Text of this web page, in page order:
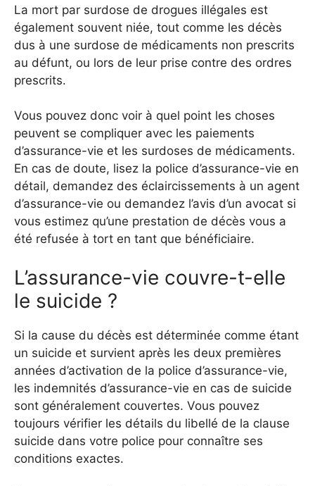
La mort par surdose de drogues illégales est
également souvent niée, tout comme les décès
dus à une surdose de médicaments non prescrits
au défunt, ou lors de leur prise contre des ordres
prescrits.
Vous pouvez donc voir à quel point les choses
peuvent se compliquer avec les paiements
d’assurance-vie et les surdoses de médicaments.
En cas de doute, lisez la police d’assurance-vie en
détail, demandez des éclaircissements à un agent
d’assurance-vie ou demandez l’avis d’un avocat si
vous estimez qu’une prestation de décès vous a
été refusée à tort en tant que bénéficiaire.
L’assurance-vie couvre-t-elle
le suicide ?
Si la cause du décès est déterminée comme étant
un suicide et survient après les deux premières
années d’activation de la police d’assurance-vie,
les indemnités d’assurance-vie en cas de suicide
sont généralement couvertes. Vous pouvez
toujours vérifier les détails du libellé de la clause
suicide dans votre police pour connaître ses
conditions exactes.